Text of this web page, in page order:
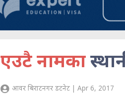
एउटै नामका
आवर बिराटनगर डटनेट | Apr 6, 2017